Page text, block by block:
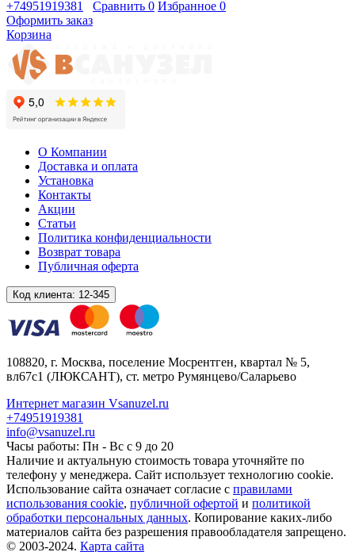
+74951919381 Сравнить 0 Избранное 0
Оформить заказ
Корзина
О Компании
Доставка и оплата
Установка
Контакты
Акции
Статьи
Политика конфиденциальности
Возврат товара
Публичная оферта
Код клиента: 12-345
108820, г. Москва, поселение Мосрентген, квартал № 5,
вл67с1 (ЛЮКСАНТ), ст. метро Румянцево/Саларьево
Интернет магазин Vsanuzel.ru
+74951919381
info@vsanuzel.ru
Часы работы: Пн - Вс с 9 до 20
Наличие и актуальную стоимость товара уточняйте по
телефону у менеджера. Сайт использует технологию cookie.
Использование сайта означает согласие с правилами
использования cookie, публичной офертой и политикой
обработки персональных данных. Копирование каких-либо
материалов сайта без разрешения правообладателя запрещено.
© 2003-2024. Карта сайта